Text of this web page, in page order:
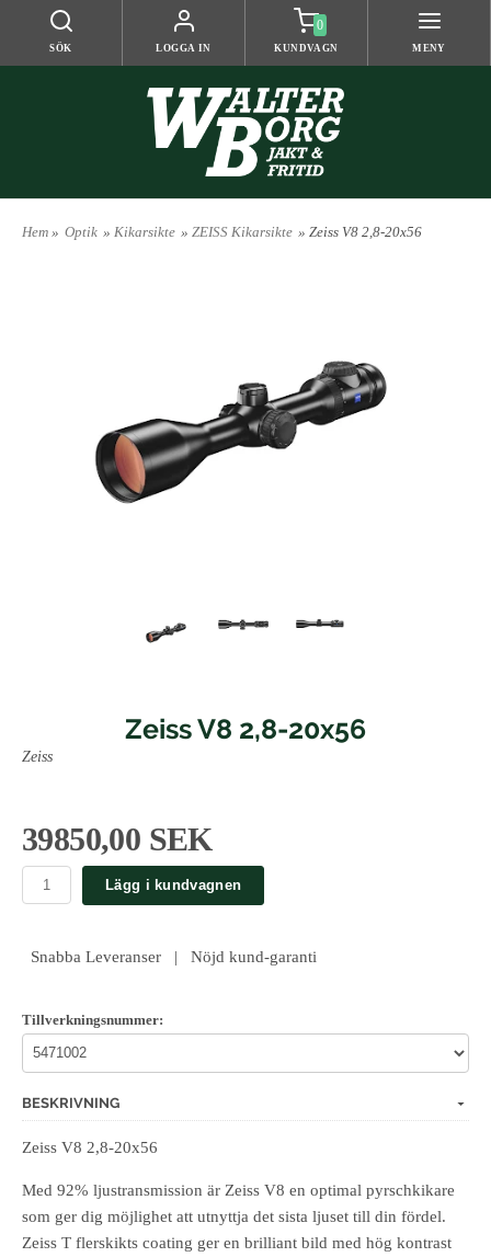
SÖK LOGGA IN
0
KUNDVAGN MENY
Hem » Optik » Kikarsikte » ZEISS Kikarsikte » Zeiss V8 2,8-20x56
Zeiss V8 2,8-20x56
Zeiss
39850,00 SEK
Lägg i kundvagnen
Snabba Leveranser | Nöjd kund-garanti
Tillverkningsnummer:
BESKRIVNING
Zeiss V8 2,8-20x56
Med 92% ljustransmission är Zeiss V8 en optimal pyrschkikare
som ger dig möjlighet att utnyttja det sista ljuset till din fördel.
Zeiss T flerskikts coating ger en brilliant bild med hög kontrast